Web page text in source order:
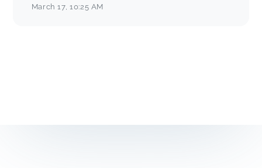
March 17,10:25 AM